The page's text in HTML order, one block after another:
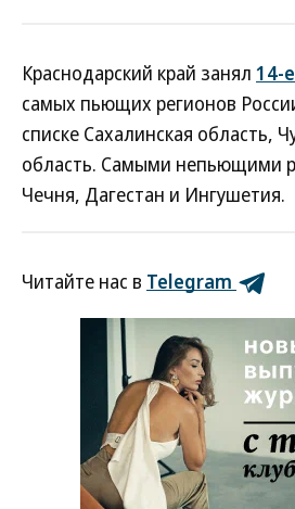
Краснодарский край занял 14-
самых пьющих регионов
списке Сахалинская область,
область. Самыми непьющими
Чечня, Дагестан и Ингушетия.
Читайте нас в Telegram